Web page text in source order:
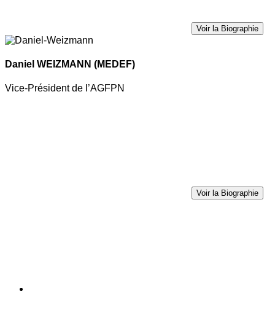
Voir la Biographie
Daniel WEIZMANN (MEDEF)
Vice-Président de l’AGFPN
Voir la Biographie